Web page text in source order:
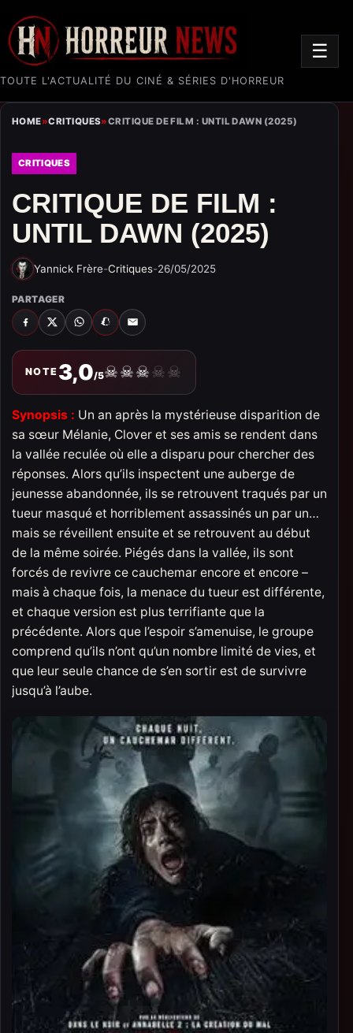
TOUTE L'ACTUALITÉ DU CINÉ & SÉRIES D'HORREUR
☰
HOME»CRITIQUES»CRITIQUE DE FILM : UNTIL DAWN (2025)
CRITIQUES
CRITIQUE DE FILM :
UNTIL DAWN (2025)
Yannick Frère-Critiques-26/05/2025
PARTAGER
FACEBOOK
X WHATSAPP
SNAPCHAT
EMAIL
NOTE 3,0/5☠☠☠☠☠
Synopsis : Un an après la mystérieuse disparition de
sa sœur Mélanie, Clover et ses amis se rendent dans
la vallée reculée où elle a disparu pour chercher des
réponses. Alors qu’ils inspectent une auberge de
jeunesse abandonnée, ils se retrouvent traqués par un
tueur masqué et horriblement assassinés un par un…
mais se réveillent ensuite et se retrouvent au début
de la même soirée. Piégés dans la vallée, ils sont
forcés de revivre ce cauchemar encore et encore –
mais à chaque fois, la menace du tueur est différente,
et chaque version est plus terrifiante que la
précédente. Alors que l’espoir s’amenuise, le groupe
comprend qu’ils n’ont qu’un nombre limité de vies, et
que leur seule chance de s’en sortir est de survivre
jusqu’à l’aube.